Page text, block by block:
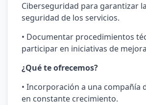
Ciberseguridad para garantizar
seguridad de los servicios.
• Documentar procedimientos
participar en iniciativas de
¿Qué te ofrecemos?
• Incorporación a una compañía
en constante crecimiento.